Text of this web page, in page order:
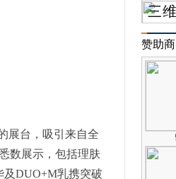
展台，吸引来自全
数展示，包括理肤
及DUO+M乳携突破
赞助商